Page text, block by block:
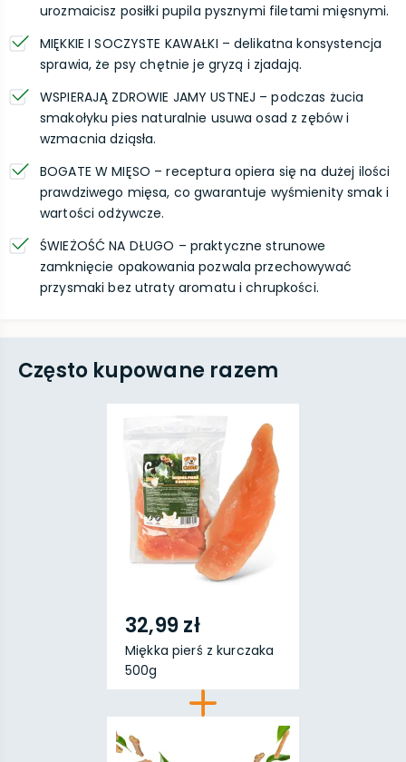
urozmaicisz posiłki pupila pysznymi filetami mięsnymi.
MIĘKKIE I SOCZYSTE KAWAŁKI – delikatna konsystencja
sprawia, że psy chętnie je gryzą i zjadają.
WSPIERAJĄ ZDROWIE JAMY USTNEJ – podczas żucia
smakołyku pies naturalnie usuwa osad z zębów i
wzmacnia dziąsła.
BOGATE W MIĘSO – receptura opiera się na dużej ilości
prawdziwego mięsa, co gwarantuje wyśmienity smak i
wartości odżywcze.
ŚWIEŻOŚĆ NA DŁUGO – praktyczne strunowe
zamknięcie opakowania pozwala przechowywać
przysmaki bez utraty aromatu i chrupkości.
Często kupowane razem
32,99 zł
Miękka pierś z kurczaka
500g